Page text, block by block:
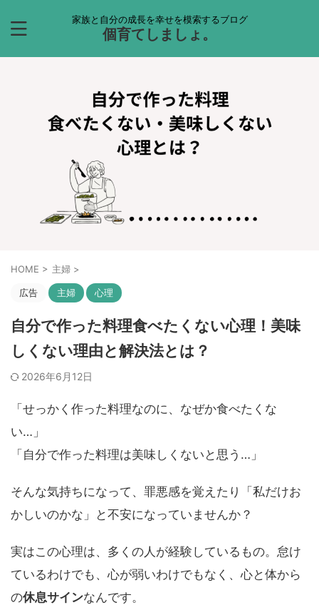
家族と自分の成長を幸せを模索するブログ
個育てしましょ。
HOME > 主婦 >
広告 主婦 心理
自分で作った料理食べたくない心理！美味
しくない理由と解決法とは？
2026年6月12日
「せっかく作った料理なのに、なぜか食べたくな
い…」
「自分で作った料理は美味しくないと思う…」
そんな気持ちになって、罪悪感を覚えたり「私だけお
かしいのかな」と不安になっていませんか？
実はこの心理は、多くの人が経験しているもの。怠け
ているわけでも、心が弱いわけでもなく、心と体から
の休息サインなんです。